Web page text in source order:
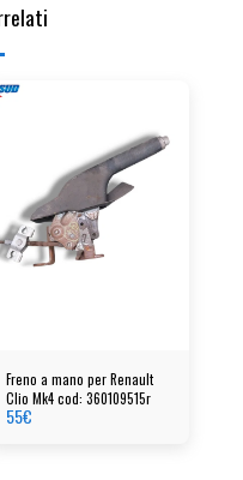
Freno a mano per Renault
Clio Mk4 cod: 360109515r
55€